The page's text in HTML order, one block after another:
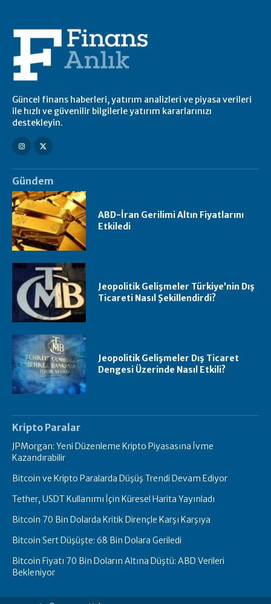
Güncel finans haberleri, yatırım analizleri ve piyasa verileri
ile hızlı ve güvenilir bilgilerle yatırım kararlarınızı
destekleyin.
Gündem
ABD-İran Gerilimi Altın Fiyatlarını
Etkiledi
Jeopolitik Gelişmeler Türkiye’nin Dış
Ticareti Nasıl Şekillendirdi?
Jeopolitik Gelişmeler Dış Ticaret
Dengesi Üzerinde Nasıl Etkili?
Kripto Paralar
JPMorgan: Yeni Düzenleme Kripto Piyasasına İvme
Kazandırabilir
Bitcoin ve Kripto Paralarda Düşüş Trendi Devam Ediyor
Tether, USDT Kullanımı İçin Küresel Harita Yayınladı
Bitcoin 70 Bin Dolarda Kritik Dirençle Karşı Karşıya
Bitcoin Sert Düşüşte: 68 Bin Dolara Geriledi
Bitcoin Fiyatı 70 Bin Doların Altına Düştü: ABD Verileri
Bekleniyor